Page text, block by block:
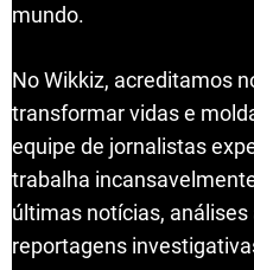
mundo.
No Wikkiz, acreditamos
transformar vidas e
equipe de jornalistas
trabalha
últimas notícias,
reportagens